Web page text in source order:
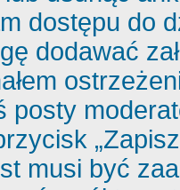
dostępu do
dodawać
posty
musi być